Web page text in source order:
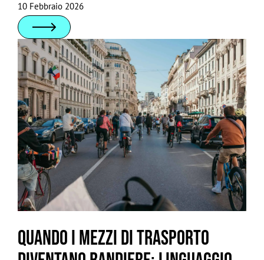
10 Febbraio 2026
Quando i mezzi di trasporto